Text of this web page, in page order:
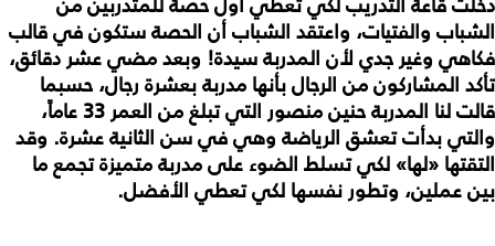
الشباب والفتيات، واعتقد الشباب أن الحصة ستكون في قالب
فكاهي وغير جدي لأن المدربة سيدة! وبعد مضي عشر دقائق،
تأكد المشاركون من الرجال بأنها مدربة بعشرة رجال، حسبما
قالت لنا المدربة حنين منصور التي تبلغ من العمر 33 عاماً،
والتي بدأت تعشق الرياضة وهي في سن الثانية عشرة. وقد
التقتها «لها» لكي تسلط الضوء على مدربة متميزة تجمع ما
بين عملين، وتطور نفسها لكي تعطي الأفضل.